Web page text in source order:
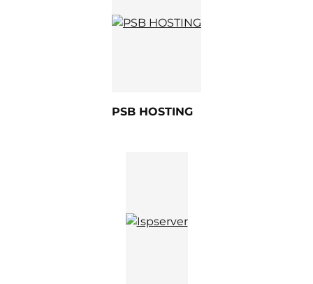
PSB HOSTING